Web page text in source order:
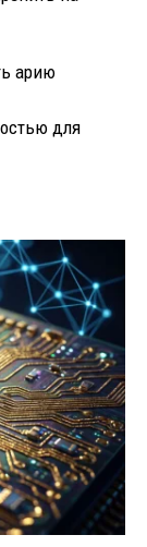
арию
для